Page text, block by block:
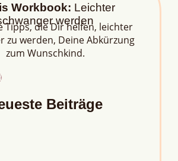
Workbook: Leichter
werden
Tipps, die Dir helfen, leichter
zu werden, Deine Abkürzung
zum Wunschkind.
Beiträge